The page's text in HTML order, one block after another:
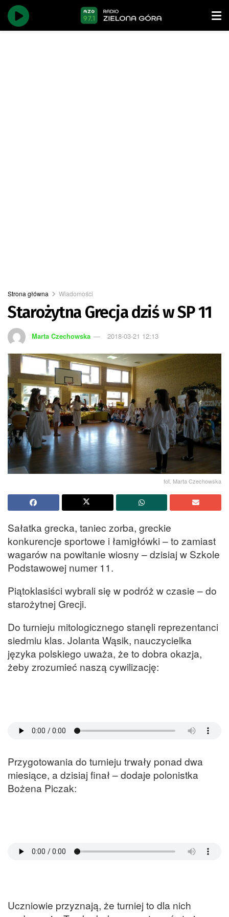
Strona główna Wiadomości
Starożytna Grecja dziś w SP 11
Marta Czechowska 2018-03-21 12:13
fot. Marta Czechowska
Sałatka grecka, taniec zorba, greckie
konkurencje sportowe i łamigłówki – to zamiast
wagarów na powitanie wiosny – dzisiaj w Szkole
Podstawowej numer 11.
Piątoklasiści wybrali się w podróż w czasie – do
starożytnej Grecji.
Do turnieju mitologicznego stanęli reprezentanci
siedmiu klas. Jolanta Wąsik, nauczycielka
języka polskiego uważa, że to dobra okazja,
żeby zrozumieć naszą cywilizację:
Przygotowania do turnieju trwały ponad dwa
miesiące, a dzisiaj finał – dodaje polonistka
Bożena Piczak:
Uczniowie przyznają, że turniej to dla nich